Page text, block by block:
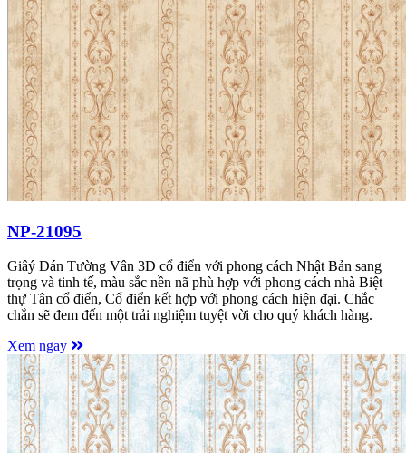
NP-21095
Giâý Dán Tường Vân 3D cổ điển với phong cách Nhật Bản sang
trọng và tinh tế, màu sắc nền nã phù hợp với phong cách nhà Biệt
thự Tân cổ điển, Cổ điển kết hợp với phong cách hiện đại. Chắc
chắn sẽ đem đến một trải nghiệm tuyệt vời cho quý khách hàng.
Xem ngay